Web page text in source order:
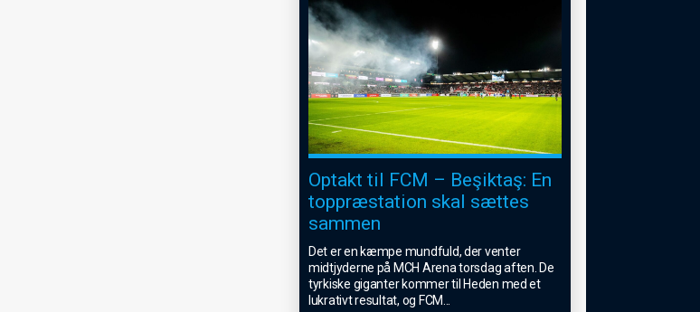
Optakt til FCM – Beşiktaş: En
toppræstation skal sættes
sammen
Det er en kæmpe mundfuld, der venter
midtjyderne på MCH Arena torsdag aften. De
tyrkiske giganter kommer til Heden med et
lukrativt resultat, og FCM